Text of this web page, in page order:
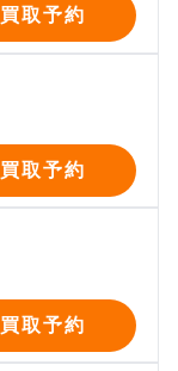
買取予約
買取予約
買取予約